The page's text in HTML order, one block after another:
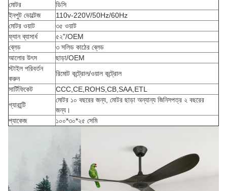
মোটর
ডিসি
ইনপুট ভোল্টেজ
110v-220V/50Hz/60Hz
মোটর ওয়াট
৩৫ ওয়াট
ফ্যান ব্যাসার্ধ
৫২"/OEM
ব্লেড
৩ সলিড কাঠের ব্লেড
আলোর উৎস
ছাড়া/OEM
স্টাইল পরিবর্তন
করুন
রিমোট কন্ট্রোল/ওয়াল কন্ট্রোল
সার্টিফিকেট
CCC,CE,ROHS,CB,SAA,ETL
গ্যারান্টি
মোটর ১০ বছরের জন্য, মোটর ছাড়া অন্যান্য জিনিসপত্র ২ বছরের
জন্য।
প্যাকেজ
১০০*৩০*২৫ সেমি